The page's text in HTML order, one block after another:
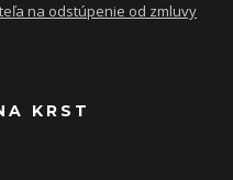
na odstúpenie od zmluvy
KRST